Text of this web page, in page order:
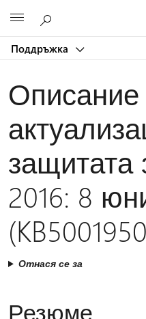
Поддръжка
защитата
2016: 8
Отнася се за
Резюме